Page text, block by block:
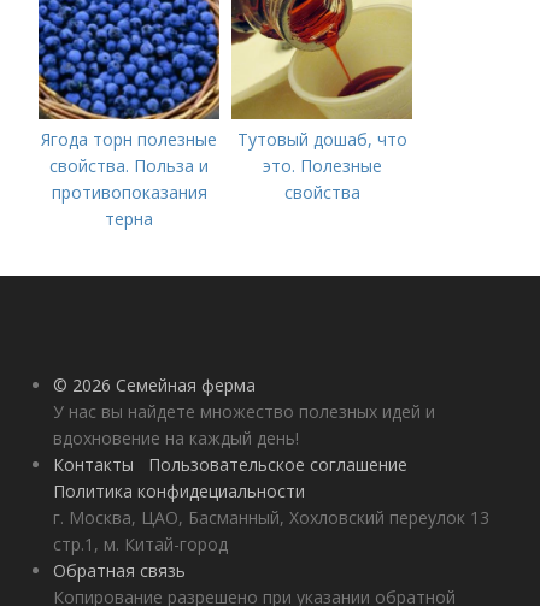
Ягода торн полезные
свойства. Польза и
противопоказания
терна
Тутовый дошаб, что
это. Полезные
свойства
© 2026 Семейная ферма
У нас вы найдете множество полезных идей и
вдохновение на каждый день!
Контакты
Пользовательское соглашение
Политика конфидециальности
г. Москва, ЦАО, Басманный, Хохловский переулок 13
стр.1, м. Китай-город
Обратная связь
Копирование разрешено при указании обратной